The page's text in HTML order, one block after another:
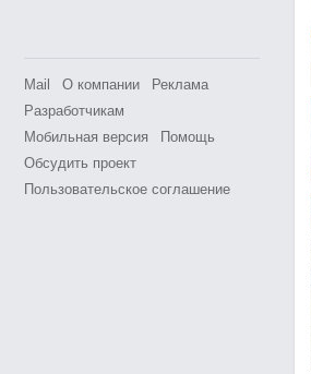
Mail О компании
Реклама
Разработчикам
Мобильная версия
Помощь
Обсудить проект
Пользовательское соглашение